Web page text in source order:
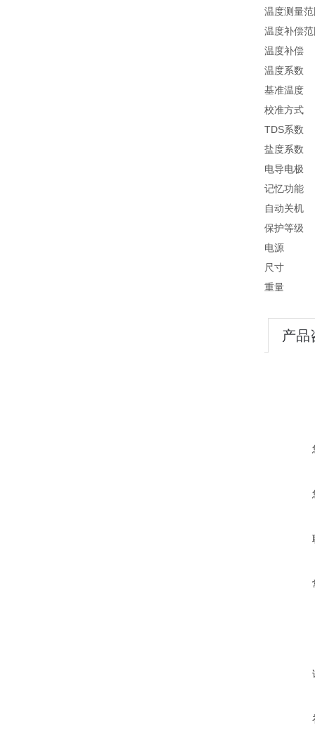
温度测
温度补
温度
温度系
基准温
校准方
TDS系
盐度
电导电
记忆功
自动关
保护
电源
尺寸
重
产品